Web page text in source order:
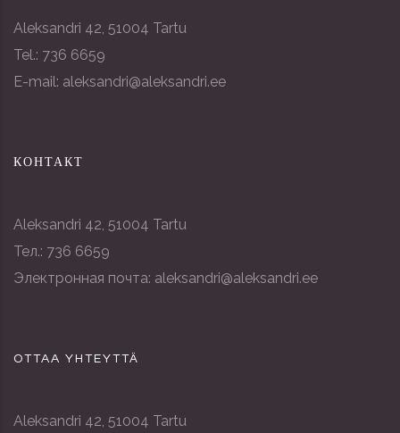
Aleksandri 42, 51004 Tartu
Tel.: 736 6659
E-mail: aleksandri@aleksandri.ee
КОНТАКТ
Aleksandri 42, 51004 Tartu
Тел.: 736 6659
Электронная почта: aleksandri@aleksandri.ee
OTTAA YHTEYTTÄ
Aleksandri 42, 51004 Tartu